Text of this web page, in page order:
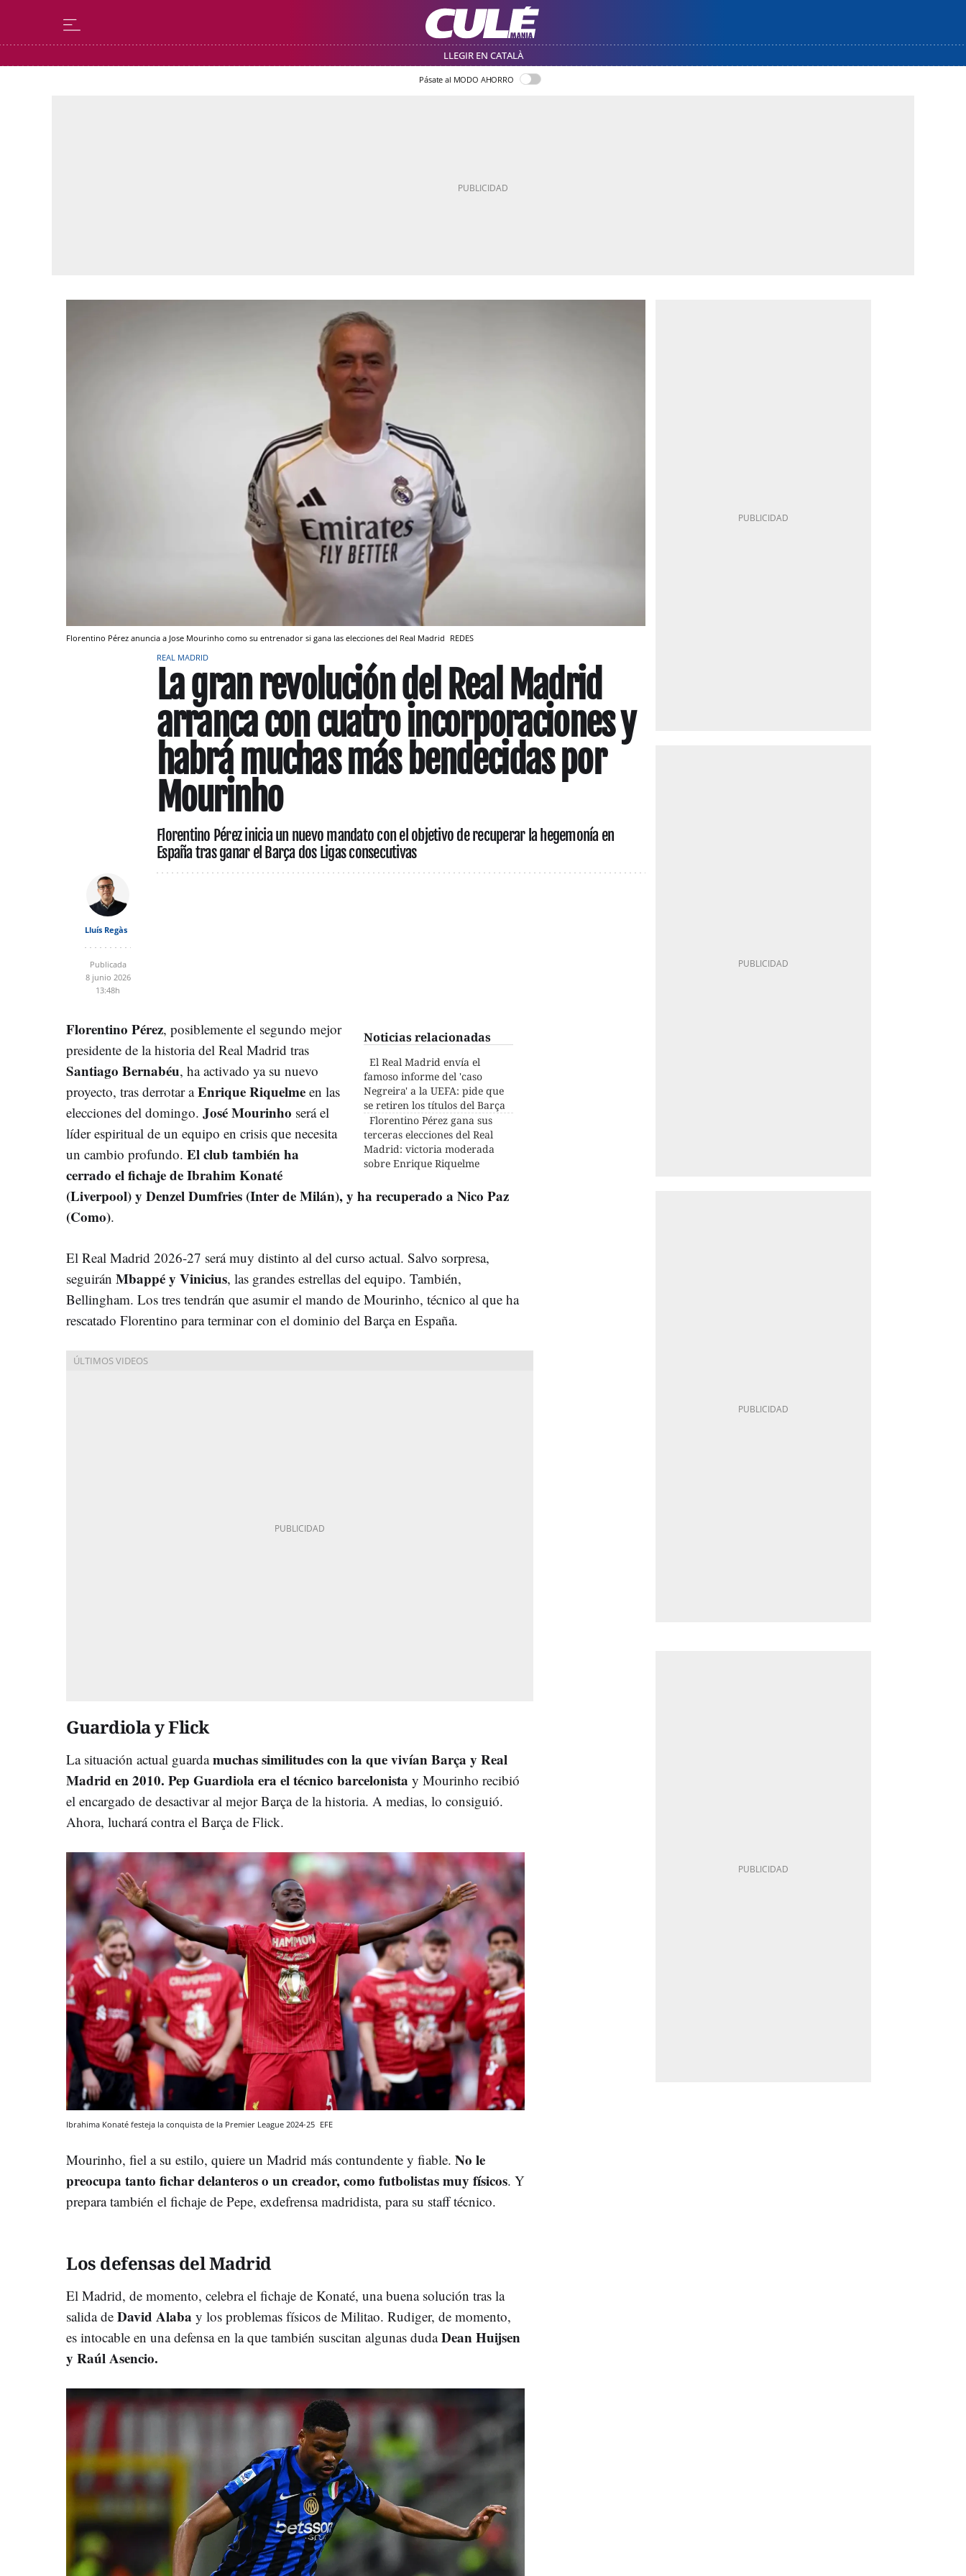
LLEGIR EN CATALÀ
Pásate al MODO AHORRO
Florentino Pérez anuncia a Jose Mourinho como su entrenador si gana las elecciones del Real Madrid REDES
REAL MADRID
La gran revolución del Real Madrid
arranca con cuatro incorporaciones y
habrá muchas más bendecidas por
Mourinho
Florentino Pérez inicia un nuevo mandato con el objetivo de recuperar la hegemonía en
España tras ganar el Barça dos Ligas consecutivas
Lluís Regàs
Publicada
8 junio 2026
13:48h
Noticias relacionadas
El Real Madrid envía el
famoso informe del 'caso
Negreira' a la UEFA: pide que
se retiren los títulos del Barça
Florentino Pérez gana sus
terceras elecciones del Real
Madrid: victoria moderada
sobre Enrique Riquelme
Florentino Pérez, posiblemente el segundo mejor
presidente de la historia del Real Madrid tras
Santiago Bernabéu, ha activado ya su nuevo
proyecto, tras derrotar aEnrique Riquelme en las
elecciones del domingo. José Mourinho será el
líder espiritual de un equipo en crisis que necesita
un cambio profundo. El club también ha
cerrado el fichaje de Ibrahim Konaté
(Liverpool) y Denzel Dumfries (Inter de Milán), y ha recuperado a Nico Paz
(Como).
El Real Madrid 2026-27 será muy distinto al del curso actual. Salvo sorpresa,
seguirán Mbappé y Vinicius, las grandes estrellas del equipo. También,
Bellingham. Los tres tendrán que asumir el mando de Mourinho, técnico al que ha
rescatado Florentino para terminar con el dominio del Barça en España.
Guardiola y Flick
La situación actual guardamuchas similitudes con la que vivían Barça y Real
Madrid en 2010. Pep Guardiola era el técnico barcelonista y Mourinho recibió
el encargado de desactivar al mejor Barça de la historia. A medias, lo consiguió.
Ahora, luchará contra el Barça de Flick.
Ibrahima Konaté festeja la conquista de la Premier League 2024-25 EFE
Mourinho, fiel a su estilo, quiere un Madrid más contundente y fiable. No le
preocupa tanto fichar delanteros o un creador, como futbolistas muy físicos. Y
prepara también el fichaje de Pepe, exdefrensa madridista, para su staff técnico.
Los defensas del Madrid
El Madrid, de momento, celebra el fichaje de Konaté, una buena solución tras la
salida de David Alaba y los problemas físicos de Militao. Rudiger, de momento,
es intocable en una defensa en la que también suscitan algunas dudaDean Huijsen
y Raúl Asencio.